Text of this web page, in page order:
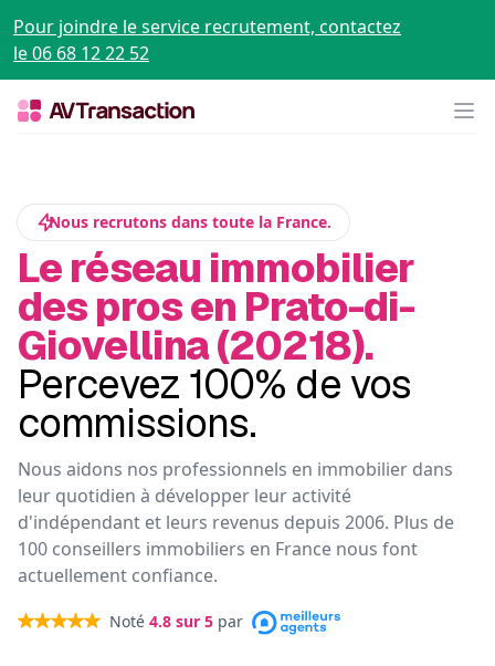
Pour joindre le service recrutement, contactez
le 06 68 12 22 52
Nous recrutons dans toute la France.
Le réseau immobilier
des pros en Prato-di-
Giovellina (20218).
Percevez 100% de vos
commissions.
Nous aidons nos professionnels en immobilier dans
leur quotidien à développer leur activité
d'indépendant et leurs revenus depuis 2006. Plus de
100 conseillers immobiliers en France nous font
actuellement confiance.
Noté 4.8 sur 5 par